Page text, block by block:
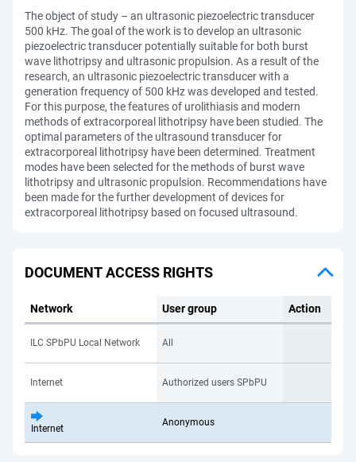
The object of study – an ultrasonic piezoelectric transducer
500 kHz. The goal of the work is to develop an ultrasonic
piezoelectric transducer potentially suitable for both burst
wave lithotripsy and ultrasonic propulsion. As a result of the
research, an ultrasonic piezoelectric transducer with a
generation frequency of 500 kHz was developed and tested.
For this purpose, the features of urolithiasis and modern
methods of extracorporeal lithotripsy have been studied. The
optimal parameters of the ultrasound transducer for
extracorporeal lithotripsy have been determined. Treatment
modes have been selected for the methods of burst wave
lithotripsy and ultrasonic propulsion. Recommendations have
been made for the further development of devices for
extracorporeal lithotripsy based on focused ultrasound.
DOCUMENT ACCESS RIGHTS
Network User group Action
ILC SPbPU Local Network All
Internet Authorized users SPbPU
Internet
Anonymous